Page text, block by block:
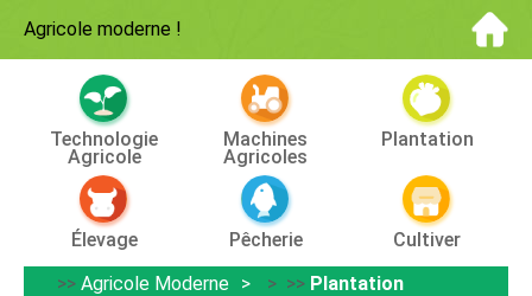
Agricole moderne !
Technologie
Agricole
Machines
Agricoles
Plantation
Élevage Pêcherie
Cultiver
>> Agricole Moderne > >> Plantation